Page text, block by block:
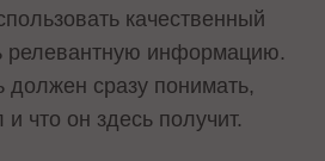
качественный
релевантную информацию.
должен сразу понимать,
что он здесь получит.